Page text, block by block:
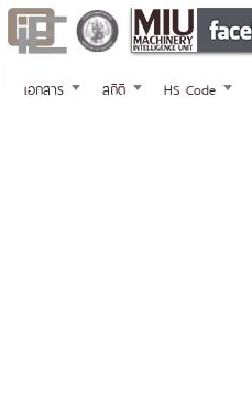
เอกสาร สถิติ HS Code